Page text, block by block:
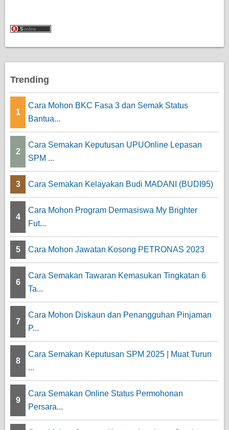
Trending
1
Cara Mohon BKC Fasa 3 dan Semak Status
Bantua...
2
Cara Semakan Keputusan UPUOnline Lepasan
SPM ...
3 Cara Semakan Kelayakan Budi MADANI (BUDI95)
4
Cara Mohon Program Dermasiswa My Brighter
Fut...
5 Cara Mohon Jawatan Kosong PETRONAS 2023
6
Cara Semakan Tawaran Kemasukan Tingkatan 6
Ta...
7
Cara Mohon Diskaun dan Penangguhan Pinjaman
P...
8
Cara Semakan Keputusan SPM 2025 | Muat Turun
...
9
Cara Semakan Online Status Permohonan
Persara...